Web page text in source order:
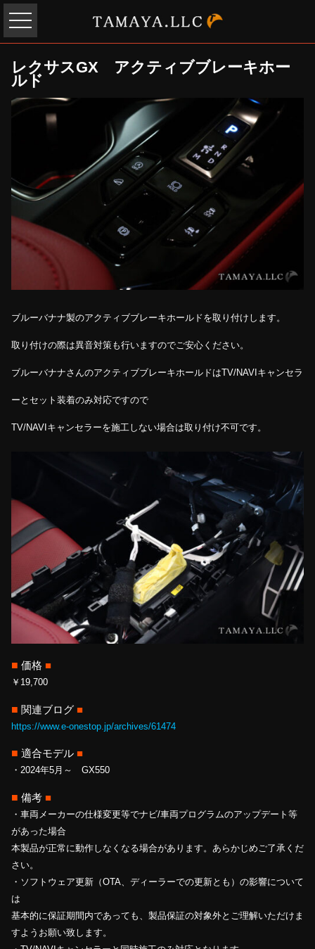
レクサスGX アクティブブレーキホー
ルド
ブルーバナナ製のアクティブブレーキホールドを取り付けします。
取り付けの際は異音対策も行いますのでご安心ください。
ブルーバナナさんのアクティブブレーキホールドはTV/NAVIキャンセラ
ーとセット装着のみ対応ですので
TV/NAVIキャンセラーを施工しない場合は取り付け不可です。
■ 価格 ■
￥19,700
■ 関連ブログ ■
https://www.e-onestop.jp/archives/61474
■ 適合モデル ■
・2024年5月～ GX550
■ 備考 ■
・車両メーカーの仕様変更等でナビ/車両プログラムのアップデート等
があった場合
本製品が正常に動作しなくなる場合があります。あらかじめご了承くだ
さい。
・ソフトウェア更新（OTA、ディーラーでの更新とも）の影響について
は
基本的に保証期間内であっても、製品保証の対象外とご理解いただけま
すようお願い致します。